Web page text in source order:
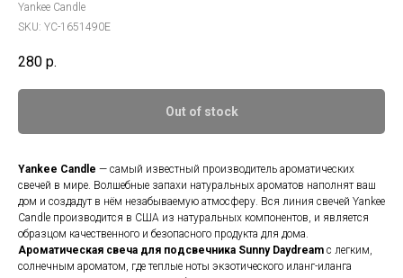
Yankee Candle
SKU: YC-1651490E
280 р.
Out of stock
Yankee Candle — самый известный производитель ароматических
свечей в мире. Волшебные запахи натуральных ароматов наполнят ваш
дом и создадут в нём незабываемую атмосферу. Вся линия свечей Yankee
Candle производится в США из натуральных компонентов, и является
образцом качественного и безопасного продукта для дома.
Ароматическая свеча для подсвечника Sunny Daydream с легким,
солнечным ароматом, где теплые ноты экзотического иланг-иланга